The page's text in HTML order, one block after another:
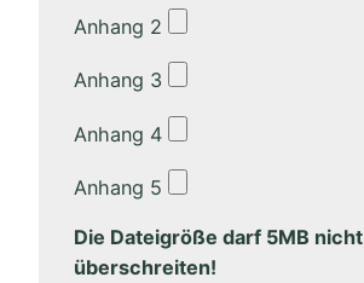
Anhang 2
Anhang 3
Anhang 4
Anhang 5
Die Dateigröße darf 5MB nicht
überschreiten!